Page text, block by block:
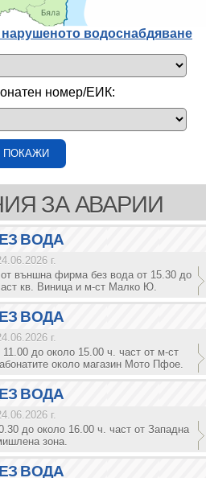
нарушеното водоснабдяване
номер/ЕИК:
ЗА АВАРИИ
ВОДА
г.
външна фирма без вода от 15.30 до
кв. Виница и м-ст Малко Ю.
ВОДА
г.
до около 15.00 ч. част от м-ст
около магазин Мото Пфое.
ВОДА
г.
до около 16.00 ч. част от Западна
зона.
ВОДА